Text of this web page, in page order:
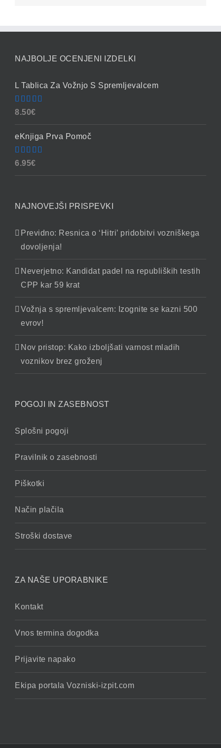
NAJBOLJE OCENJENI IZDELKI
L Tablica Za Vožnjo S Spremljevalcem
Ocenjeno
8.50€
eKnjiga Prva Pomoč
Ocenjeno
6.95€
NAJNOVEJŠI PRISPEVKI
Previdno: Resnica o ‘Hitri’ pridobitvi vozniškega
dovoljenja!
Neverjetno: Kandidat padel na republiških testih
CPP kar 59 krat
Vožnja s spremljevalcem: Izognite se kazni 500
evrov!
Nov pristop: Kako izboljšati varnost mladih
voznikov brez groženj
POGOJI IN ZASEBNOST
Splošni pogoji
Pravilnik o zasebnosti
Piškotki
Način plačila
Stroški dostave
ZA NAŠE UPORABNIKE
Kontakt
Vnos termina dogodka
Prijavite napako
Ekipa portala Vozniski-izpit.com